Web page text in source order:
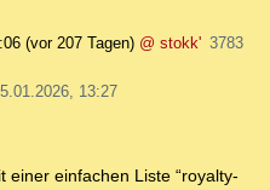
(vor 207 Tagen) @ stokk' 3783
13:27
einer einfachen Liste “royalty-